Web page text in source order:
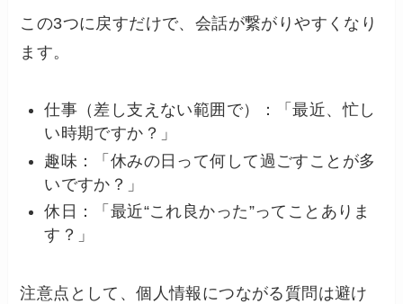
この3つに戻すだけで、会話が繋がりやすくなり
ます。
仕事（差し支えない範囲で）：「最近、忙し
い時期ですか？」
趣味：「休みの日って何して過ごすことが多
いですか？」
休日：「最近“これ良かった”ってことありま
す？」
注意点として、個人情報につながる質問は避け